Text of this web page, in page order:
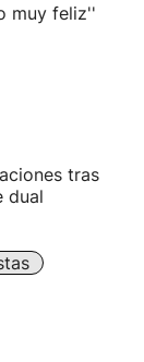
muy feliz''
tras
dual